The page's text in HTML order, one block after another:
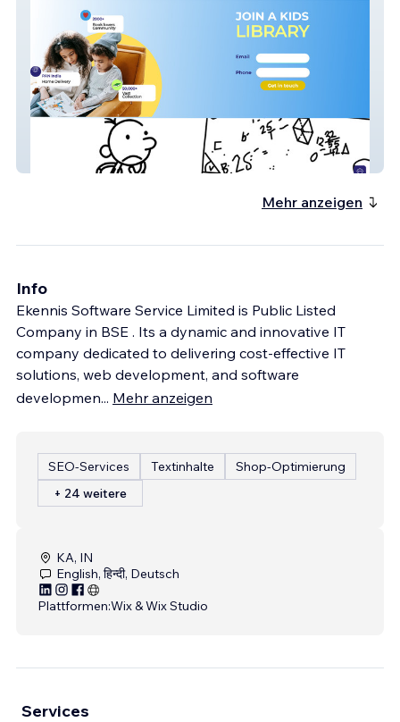
Kahaanibox JP
Mehr anzeigen
Info
Ekennis Software Service Limited is Public Listed
Company in BSE . Its a dynamic and innovative IT
company dedicated to delivering cost-effective IT
solutions, web development, and software
developmen... Mehr anzeigen
SEO-Services Textinhalte
Shop-Optimierung
+ 24 weitere
KA, IN
English, हिन्दी, Deutsch
Plattformen:Wix & Wix Studio
Services